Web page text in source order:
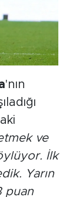
'nın
ve
İlk
Yarın
puan